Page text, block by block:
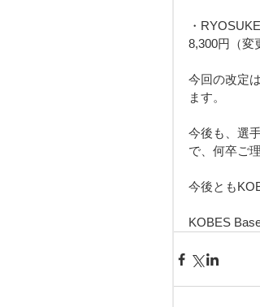
・
8,300円（変
今回の改定
ます。
今後も、選
で、何卒ご
今後とも
KOBES